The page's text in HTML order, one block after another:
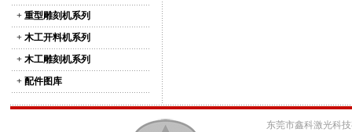
+ 重型雕刻机系列
+ 木工开料机系列
+ 木工雕刻机系列
+ 配件图库
东莞市鑫科激光科